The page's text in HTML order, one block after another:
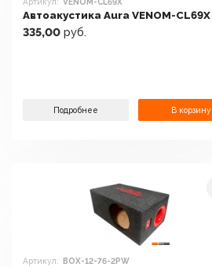
Автоакустика Aura VENOM-CL69X
335,00 руб.
Подробнее В корзину
Артикул: BOX-12-76-2PW